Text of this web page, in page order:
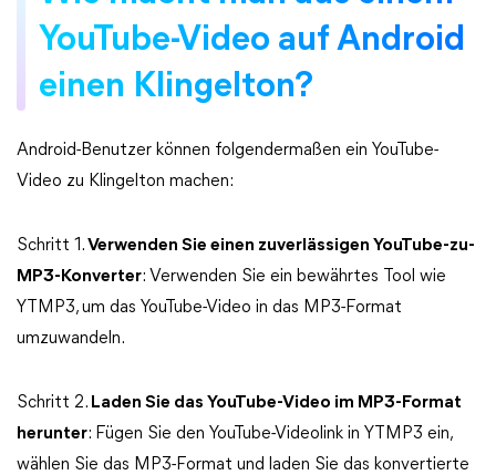
YouTube-Video auf Android
einen Klingelton?
Android-Benutzer können folgendermaßen ein YouTube-
Video zu Klingelton machen:
Schritt 1.Verwenden Sie einen zuverlässigen YouTube-zu-
MP3-Konverter: Verwenden Sie ein bewährtes Tool wie
YTMP3, um das YouTube-Video in das MP3-Format
umzuwandeln.
Schritt 2. Laden Sie das YouTube-Video im MP3-Format
herunter: Fügen Sie den YouTube-Videolink in YTMP3 ein,
wählen Sie das MP3-Format und laden Sie das konvertierte